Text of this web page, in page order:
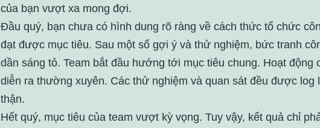
của bạn vượt xa mong đợi.
Đầu quý, bạn chưa có hình dung rõ ràng về cách thức tổ chức
đạt được mục tiêu. Sau một số gợi ý và thử nghiệm, bức tranh
dần sáng tỏ. Team bắt đầu hướng tới mục tiêu chung. Hoạt động
diễn ra thường xuyên. Các thử nghiệm và quan sát đều được log
thận.
Hết quý, mục tiêu của team vượt kỳ vọng. Tuy vậy, kết quả chỉ